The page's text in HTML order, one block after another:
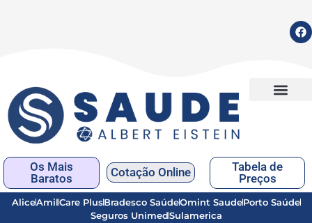
Os Mais
Baratos
Cotação Online
Tabela de
Preços
AliceAmilCare PlusBradesco SaúdeOmint SaudePorto Saúde
Seguros UnimedSulamerica